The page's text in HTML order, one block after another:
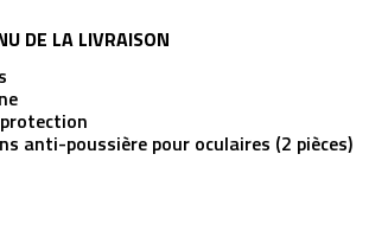
DE LA LIVRAISON
anti-poussière pour oculaires (2 pièces)